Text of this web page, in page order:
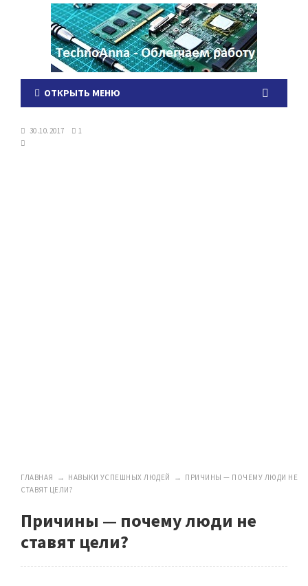
ОТКРЫТЬ МЕНЮ
30.10.2017 1
ГЛАВНАЯ → НАВЫКИ УСПЕШНЫХ ЛЮДЕЙ → ПРИЧИНЫ — ПОЧЕМУ ЛЮДИ НЕ
СТАВЯТ ЦЕЛИ?
Причины — почему люди не
ставят цели?